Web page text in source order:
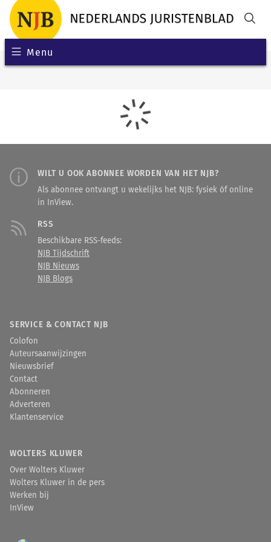
Menu
WILT U OOK ABONNEE WORDEN VAN HET NJB?
Als abonnee ontvangt u wekelijks het NJB: fysiek óf online
in InView.
RSS
Beschikbare RSS-feeds:
NJB Tijdschrift
NJB Nieuws
NJB Blogs
SERVICE & CONTACT NJB
Colofon
Auteursaanwijzingen
Nieuwsbrief
Contact
Abonneren
Adverteren
Klantenservice
WOLTERS KLUWER
Over Wolters Kluwer
Wolters Kluwer in de pers
Werken bij
InView